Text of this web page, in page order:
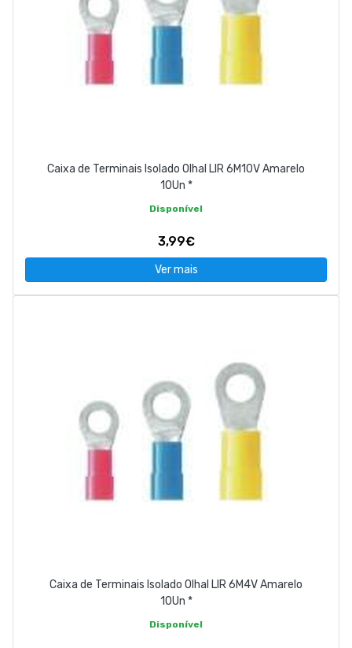
Caixa de Terminais Isolado Olhal LIR 6M10V Amarelo
10Un *
Disponível
3,99€
Ver mais
Caixa de Terminais Isolado Olhal LIR 6M4V Amarelo
10Un *
Disponível